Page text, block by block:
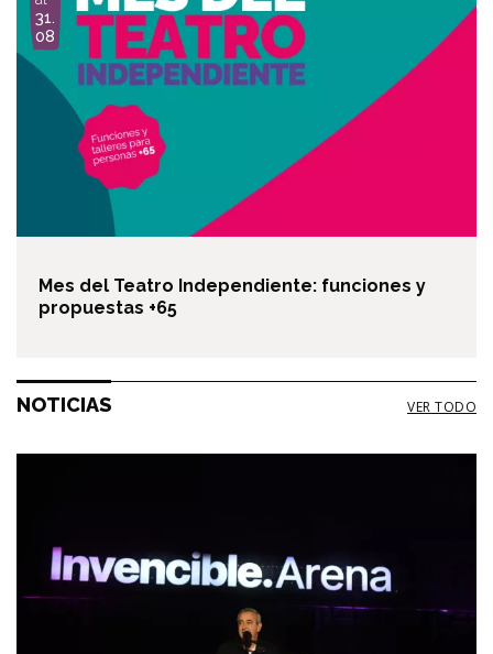
31.
08
Mes del Teatro Independiente: funciones y
propuestas +65
NOTICIAS VER TODO